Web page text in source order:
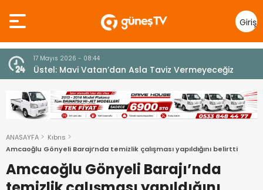
Giriş
Yap
7 Ağustos 2026 - 12:36
ÜSTEL: “ERENKÖY RUHU SONSUZA DEK YAŞAYACAK”
ANASAYFA
Kıbrıs
Amcaoğlu Gönyeli Barajı’nda temizlik çalışması yapıldığını belirtti
Amcaoğlu Gönyeli Barajı’nda